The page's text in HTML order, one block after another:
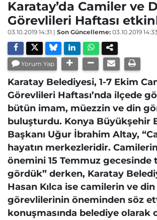
Karatay’da Camiler ve
Görevlileri Haftası
03.10.2019 14:31 | Son Güncelleme: 03.10.2019
Yorum Yap
Karatay Belediyesi, 1-7 Ekim
Görevlileri Haftası’nda ilçede
bütün imam, müezzin ve din
buluşturdu. Konya Büyükşehir
Başkanı Uğur İbrahim Altay,
hayatın merkezleridir.
önemini 15 Temmuz gecesinde
gördük” derken, Karatay
Hasan Kılca ise camilerin ve din
görevlilerinin öneminden söz
konuşmasında belediye olarak